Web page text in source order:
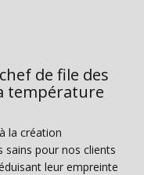
de file des
température
la création
sains pour nos clients
leur empreinte